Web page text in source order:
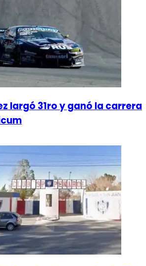
largó 31ro y ganó la carrera